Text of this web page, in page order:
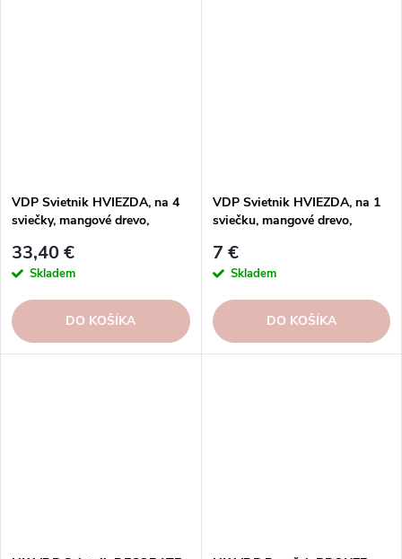
VDP Svietnik HVIEZDA, na 4
sviečky, mangové drevo,
33,40 €
Skladem
DO KOŠÍKA
VDP Svietnik HVIEZDA, na 1
sviečku, mangové drevo,
7 €
Skladem
DO KOŠÍKA